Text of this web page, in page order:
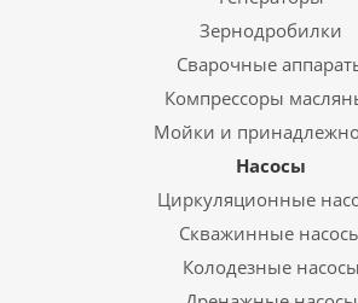
Зернодробилки
Сварочные
Компрессоры
Мойки и
Насосы
Циркуляционные
Скважинные
Колодезные насосы